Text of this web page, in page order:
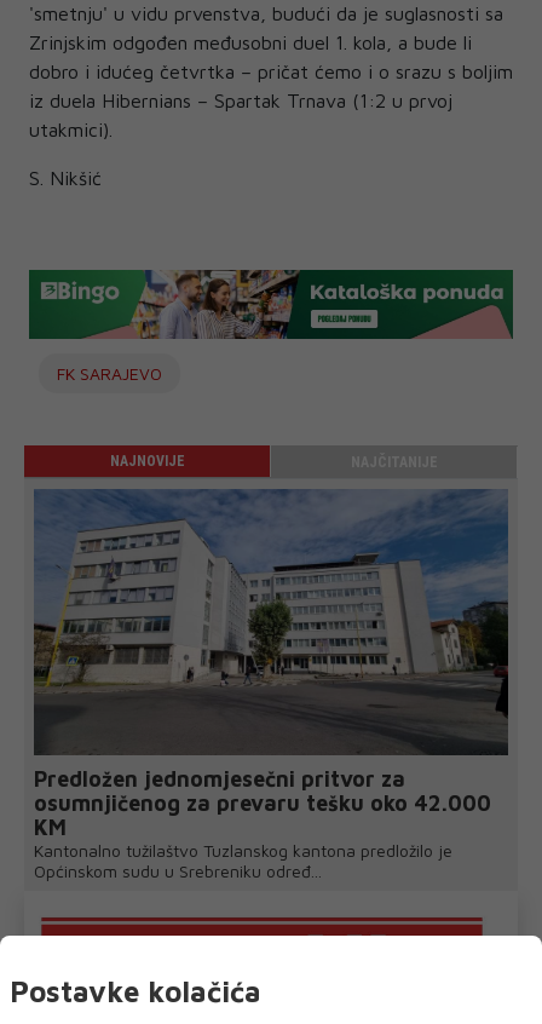
'smetnju' u vidu prvenstva, budući da je suglasnosti sa
Zrinjskim odgođen međusobni duel 1. kola, a bude li
dobro i idućeg četvrtka – pričat ćemo i o srazu s boljim
iz duela Hibernians – Spartak Trnava (1:2 u prvoj
utakmici).
S. Nikšić
FK SARAJEVO
NAJNOVIJE
Predložen jednomjesečni pritvor za
osumnjičenog za prevaru tešku oko 42.000
KM
Kantonalno tužilaštvo Tuzlanskog kantona predložilo je
Općinskom sudu u Srebreniku određ...
Postavke kolačića